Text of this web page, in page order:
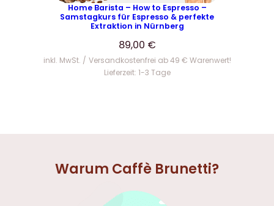
Home Barista – How to Espresso –
Samstagkurs für Espresso & perfekte
Extraktion in Nürnberg
89,00 €
inkl. MwSt.
Versandkostenfrei ab 49 € Warenwert!
Lieferzeit: 1-3 Tage
Warum Caffè Brunetti?